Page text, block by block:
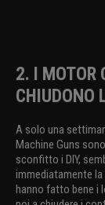
2. I MOTOR
CHIUDONO
A solo una
Machine Guns
sconfitto i DIY,
immediatamente la
hanno fatto bene i